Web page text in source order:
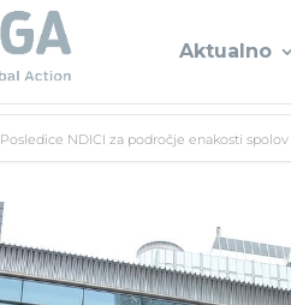
Aktualno
Posledice NDICI za področje enakosti spolov